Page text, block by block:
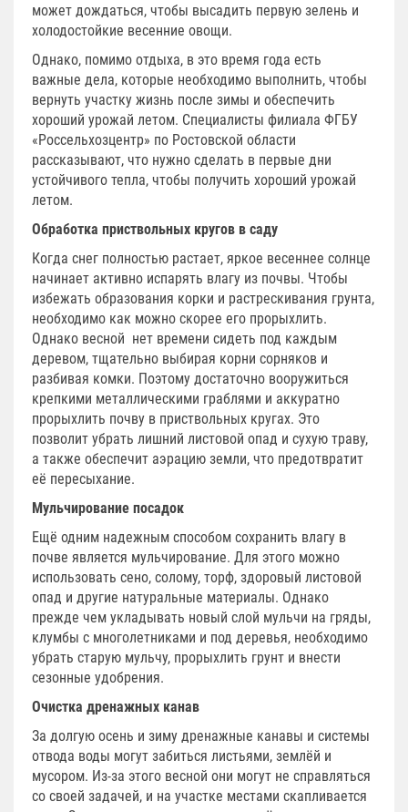
может дождаться, чтобы высадить первую зелень и
холодостойкие весенние овощи.
Однако, помимо отдыха, в это время года есть
важные дела, которые необходимо выполнить, чтобы
вернуть участку жизнь после зимы и обеспечить
хороший урожай летом. Специалисты филиала ФГБУ
«Россельхозцентр» по Ростовской области
рассказывают, что нужно сделать в первые дни
устойчивого тепла, чтобы получить хороший урожай
летом.
Обработка приствольных кругов в саду
Когда снег полностью растает, яркое весеннее солнце
начинает активно испарять влагу из почвы. Чтобы
избежать образования корки и растрескивания грунта,
необходимо как можно скорее его прорыхлить.
Однако весной нет времени сидеть под каждым
деревом, тщательно выбирая корни сорняков и
разбивая комки. Поэтому достаточно вооружиться
крепкими металлическими граблями и аккуратно
прорыхлить почву в приствольных кругах. Это
позволит убрать лишний листовой опад и сухую траву,
а также обеспечит аэрацию земли, что предотвратит
её пересыхание.
Мульчирование посадок
Ещё одним надежным способом сохранить влагу в
почве является мульчирование. Для этого можно
использовать сено, солому, торф, здоровый листовой
опад и другие натуральные материалы. Однако
прежде чем укладывать новый слой мульчи на гряды,
клумбы с многолетниками и под деревья, необходимо
убрать старую мульчу, прорыхлить грунт и внести
сезонные удобрения.
Очистка дренажных канав
За долгую осень и зиму дренажные канавы и системы
отвода воды могут забиться листьями, землёй и
мусором. Из-за этого весной они могут не справляться
со своей задачей, и на участке местами скапливается